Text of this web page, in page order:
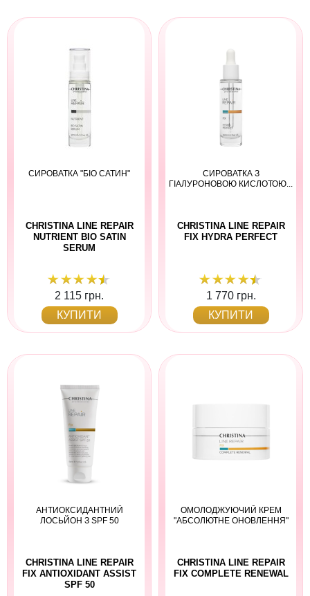
СИРОВАТКА "БІО САТИН"
CHRISTINA LINE REPAIR
NUTRIENT BIO SATIN
SERUM
2 115 грн.
КУПИТИ
СИРОВАТКА З
ГІАЛУРОНОВОЮ КИСЛОТОЮ...
CHRISTINA LINE REPAIR
FIX HYDRA PERFECT
1 770 грн.
КУПИТИ
АНТИОКСИДАНТНИЙ
ЛОСЬЙОН З SPF 50
CHRISTINA LINE REPAIR
FIX ANTIOXIDANT ASSIST
SPF 50
ОМОЛОДЖУЮЧИЙ КРЕМ
"АБСОЛЮТНЕ ОНОВЛЕННЯ"
CHRISTINA LINE REPAIR
FIX COMPLETE RENEWAL